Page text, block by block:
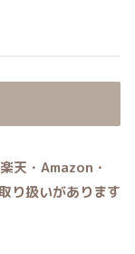
天・Amazon・
り扱いがあります